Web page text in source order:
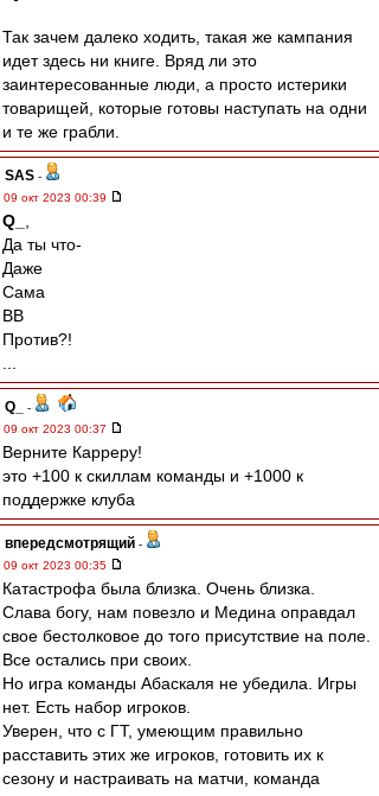
Так зачем далеко ходить, такая же кампания
идет здесь ни книге. Вряд ли это
заинтересованные люди, а просто истерики
товарищей, которые готовы наступать на одни
и те же грабли.
SAS -
09 окт 2023 00:39
Q_
Да ты что-
Даже
Сама
ВВ
Против?!
Q_
-
09 окт 2023 00:37
Верните Карреру!
это +100 к скиллам команды и +1000 к
поддержке клуба
впередсмотрящий -
09 окт 2023 00:35
Катастрофа была близка. Очень близка.
Слава богу, нам повезло и Медина оправдал
свое бестолковое до того присутствие на поле.
Все остались при своих.
Но игра команды Абаскаля не убедила. Игры
нет. Есть набор игроков.
Уверен, что с ГТ, умеющим правильно
расставить этих же игроков, готовить их к
сезону и настраивать на матчи, команда